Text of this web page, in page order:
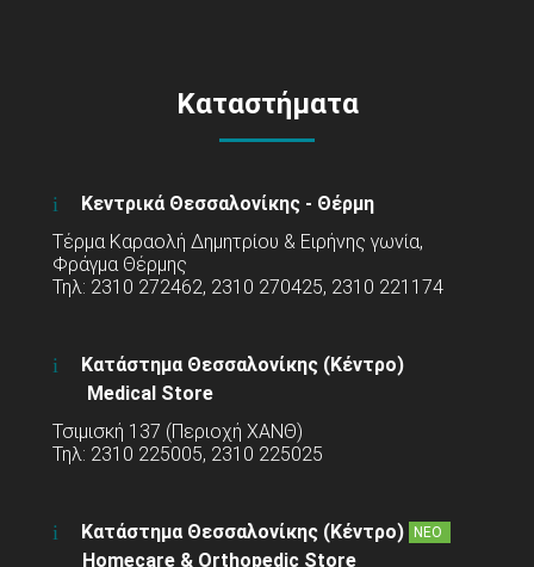
Καταστήματα
Κεντρικά Θεσσαλονίκης - Θέρμη
Τέρμα Καραολή Δημητρίου & Ειρήνης γωνία,
Φράγμα Θέρμης
Τηλ: 2310 272462, 2310 270425, 2310 221174
Κατάστημα Θεσσαλονίκης (Κέντρο)
Medical Store
Τσιμισκή 137 (Περιοχή ΧΑΝΘ)
Τηλ: 2310 225005, 2310 225025
Κατάστημα Θεσσαλονίκης (Κέντρο) ΝΕΟ
Homecare & Orthopedic Store